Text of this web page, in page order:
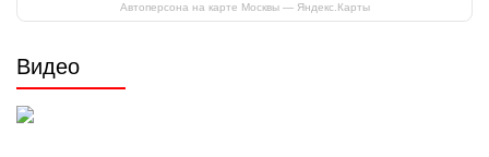
Автоперсона на карте Москвы — Яндекс.Карты
Видео